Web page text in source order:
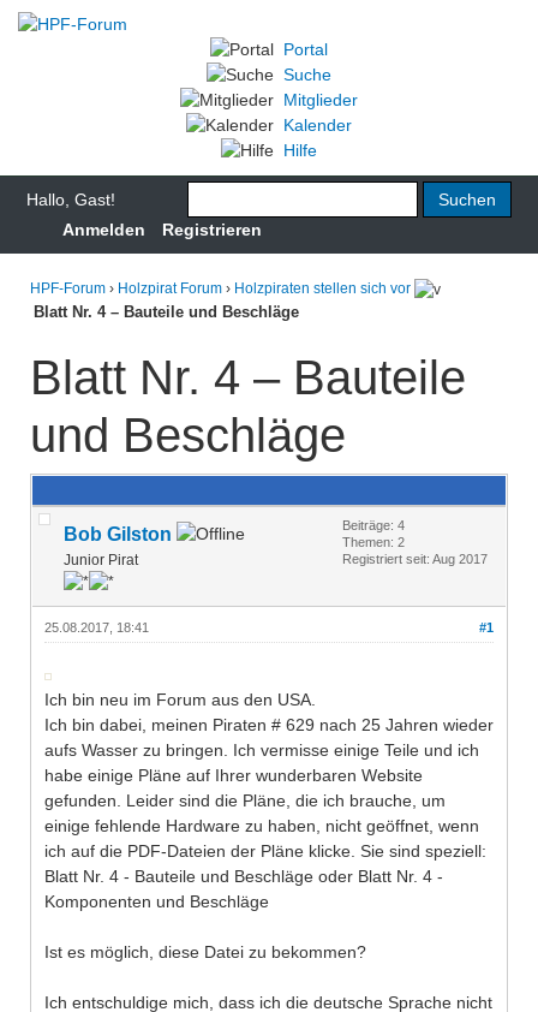
Portal
Suche
Mitglieder
Kalender
Hilfe
Hallo, Gast!
Anmelden
Registrieren
HPF-Forum › Holzpirat Forum › Holzpiraten stellen sich vor
Blatt Nr. 4 – Bauteile und Beschläge
Blatt Nr. 4 – Bauteile
und Beschläge
Bob Gilston
Junior Pirat
Beiträge: 4
Themen: 2
Registriert seit: Aug 2017
#1
25.08.2017, 18:41
Ich bin neu im Forum aus den USA.
Ich bin dabei, meinen Piraten # 629 nach 25 Jahren wieder
aufs Wasser zu bringen. Ich vermisse einige Teile und ich
habe einige Pläne auf Ihrer wunderbaren Website
gefunden. Leider sind die Pläne, die ich brauche, um
einige fehlende Hardware zu haben, nicht geöffnet, wenn
ich auf die PDF-Dateien der Pläne klicke. Sie sind speziell:
Blatt Nr. 4 - Bauteile und Beschläge oder Blatt Nr. 4 -
Komponenten und Beschläge
Ist es möglich, diese Datei zu bekommen?
Ich entschuldige mich, dass ich die deutsche Sprache nicht